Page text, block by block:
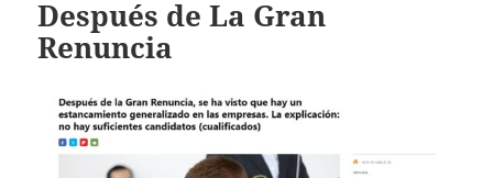
Después de La Gran
Renuncia